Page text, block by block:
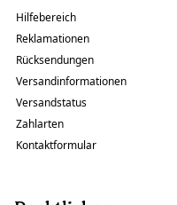
Hilfebereich
Reklamationen
Rücksendungen
Versandinformationen
Versandstatus
Zahlarten
Kontaktformular